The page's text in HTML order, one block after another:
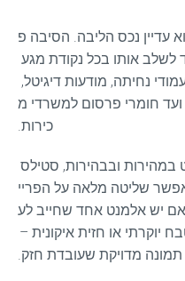
עדיין נכס הליבה. הסיבה פ
חומרי פרסום למשרדי מ
כירות.
שליטה מלאה על הפריי
יש אלמנט אחד שחייב לע
מדויקת שעובדת חזק.